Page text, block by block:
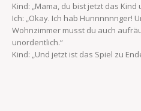
Kind: „Mama, du bist jetzt das Kind
Ich: „Okay. Ich hab Hunnnnnnger!
Wohnzimmer musst du auch
unordentlich.“
Kind: „Und jetzt ist das Spiel zu